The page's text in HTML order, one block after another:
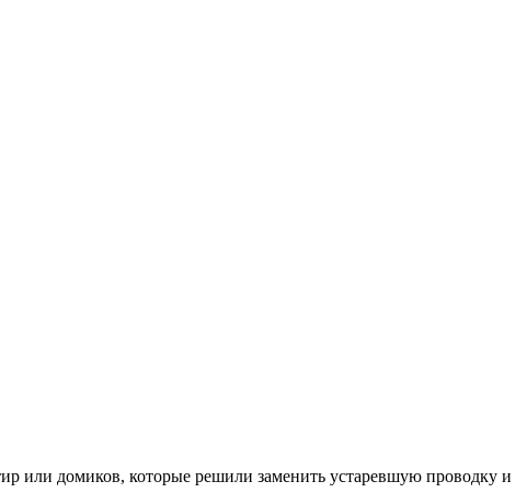
или домиков, которые решили заменить устаревшую проводку и